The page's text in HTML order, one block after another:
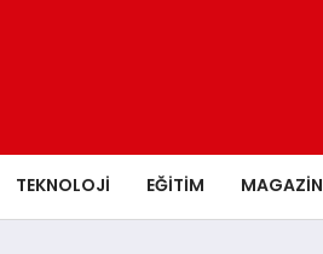
TEKNOLOJI EĞITIM MAGAZIN